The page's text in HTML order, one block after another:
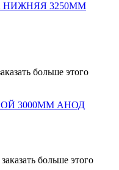
НИЖНЯЯ 3250ММ
больше этого
3000ММ АНОД
больше этого